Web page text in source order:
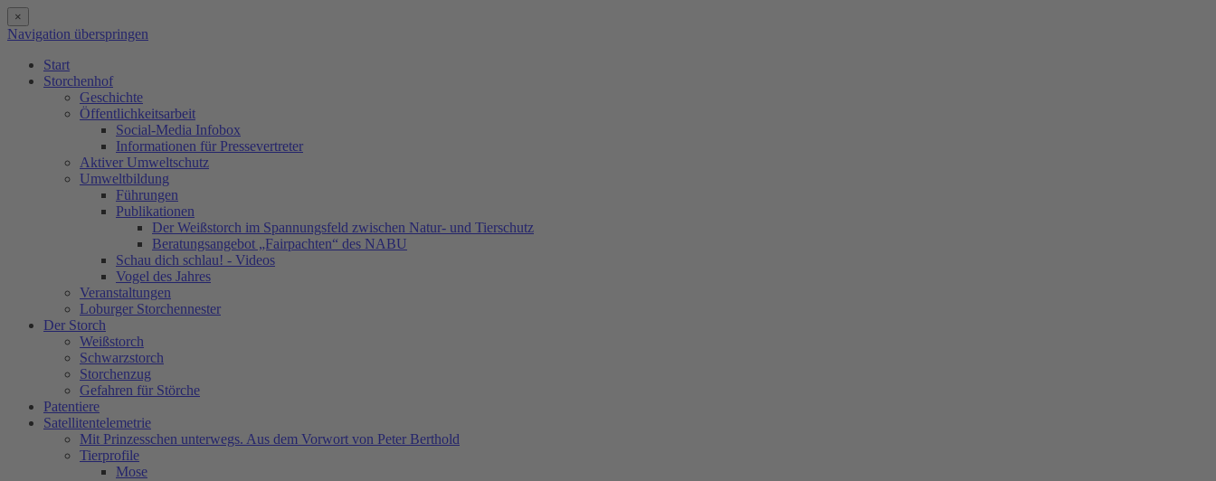
×
Navigation überspringen
Start
Storchenhof
Geschichte
Öffentlichkeitsarbeit
Social-Media Infobox
Informationen für Pressevertreter
Aktiver Umweltschutz
Umweltbildung
Führungen
Publikationen
Der Weißstorch im Spannungsfeld zwischen Natur- und Tierschutz
Beratungsangebot „Fairpachten“ des NABU
Schau dich schlau! - Videos
Vogel des Jahres
Veranstaltungen
Loburger Storchennester
Der Storch
Weißstorch
Schwarzstorch
Storchenzug
Gefahren für Störche
Patentiere
Satellitentelemetrie
Mit Prinzesschen unterwegs. Aus dem Vorwort von Peter Berthold
Tierprofile
Mose